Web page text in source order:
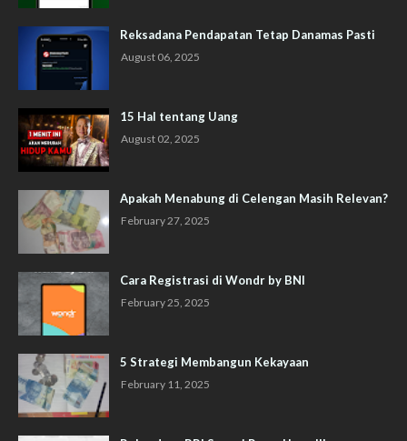
Reksadana Pendapatan Tetap Danamas Pasti
August 06, 2025
15 Hal tentang Uang
August 02, 2025
Apakah Menabung di Celengan Masih Relevan?
February 27, 2025
Cara Registrasi di Wondr by BNI
February 25, 2025
5 Strategi Membangun Kekayaan
February 11, 2025